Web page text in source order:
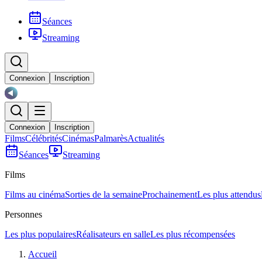
Séances
Streaming
Connexion Inscription
Connexion Inscription
FilmsCélébritésCinémasPalmarèsActualités
Séances
Streaming
Films
Films au cinémaSorties de la semaineProchainementLes plus attendus
Personnes
Les plus populairesRéalisateurs en salleLes plus récompensées
Accueil